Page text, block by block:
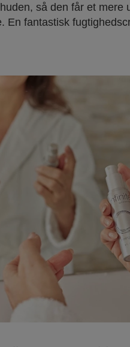
så den får et mere
En fantastisk